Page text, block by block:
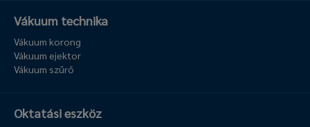
Vákuum technika
Vákuum korong
Vákuum ejektor
Vákuum szűrő
Oktatási eszköz